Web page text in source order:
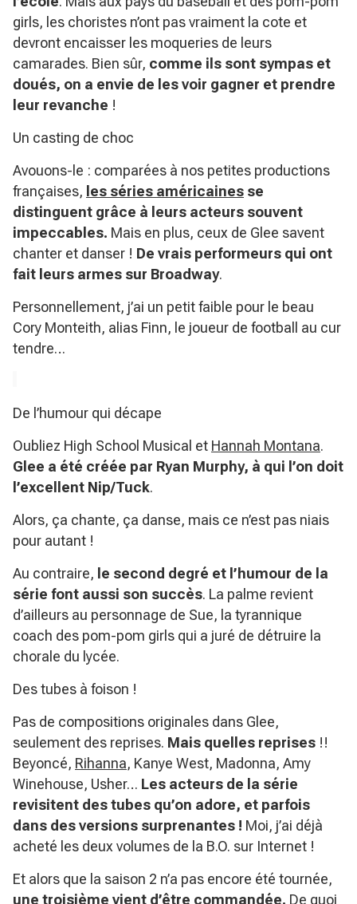
girls, les choristes n’ont pas vraiment la cote et
devront encaisser les moqueries de leurs
camarades. Bien sûr, comme ils sont sympas et
doués, on a envie de les voir gagner et prendre
leur revanche !
Un casting de choc
Avouons-le : comparées à nos petites productions
françaises, les séries américaines se
distinguent grâce à leurs acteurs souvent
impeccables. Mais en plus, ceux de Glee savent
chanter et danser ! De vrais performeurs qui ont
fait leurs armes sur Broadway.
Personnellement, j’ai un petit faible pour le beau
Cory Monteith, alias Finn, le joueur de football au cur
tendre…
De l’humour qui décape
Oubliez High School Musical et Hannah Montana.
Glee a été créée par Ryan Murphy, à qui l’on doit
l’excellent Nip/Tuck.
Alors, ça chante, ça danse, mais ce n’est pas niais
pour autant !
Au contraire, le second degré et l’humour de la
série font aussi son succès. La palme revient
d’ailleurs au personnage de Sue, la tyrannique
coach des pom-pom girls qui a juré de détruire la
chorale du lycée.
Des tubes à foison !
Pas de compositions originales dans Glee,
seulement des reprises. Mais quelles reprises !!
Beyoncé, Rihanna, Kanye West, Madonna, Amy
Winehouse, Usher… Les acteurs de la série
revisitent des tubes qu’on adore, et parfois
dans des versions surprenantes ! Moi, j’ai déjà
acheté les deux volumes de la B.O. sur Internet !
Et alors que la saison 2 n’a pas encore été tournée,
une troisième vient d’être commandée. De quoi